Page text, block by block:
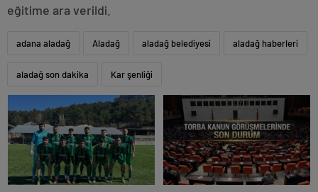
eğitime ara verildi.
adana aladağ Aladağ aladağ belediyesi aladağ haberleri
aladağ son dakika Kar şenliği